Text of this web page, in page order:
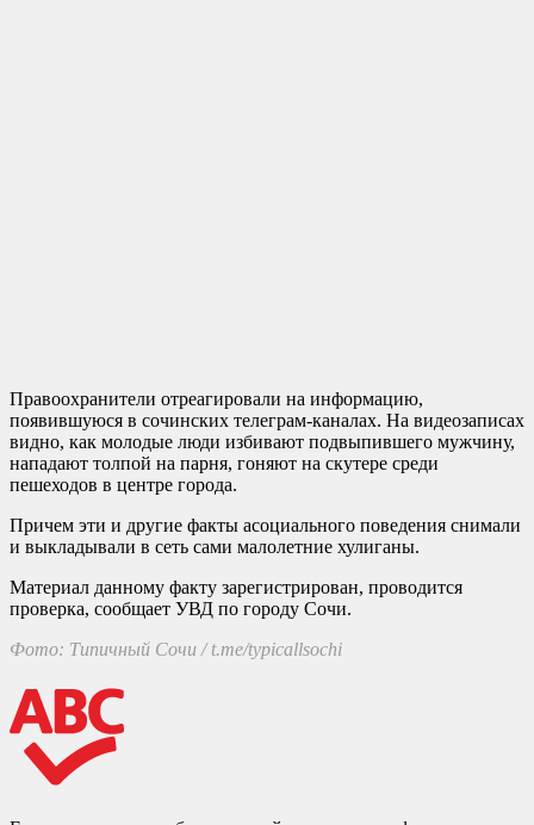
Правоохранители отреагировали на информацию,
появившуюся в сочинских телеграм-каналах. На видеозаписах
видно, как молодые люди избивают подвыпившего мужчину,
нападают толпой на парня, гоняют на скутере среди
пешеходов в центре города.
Причем эти и другие факты асоциального поведения снимали
и выкладывали в сеть сами малолетние хулиганы.
Материал данному факту зарегистрирован, проводится
проверка, сообщает УВД по городу Сочи.
Фото: Типичный Сочи / t.me/typicallsochi